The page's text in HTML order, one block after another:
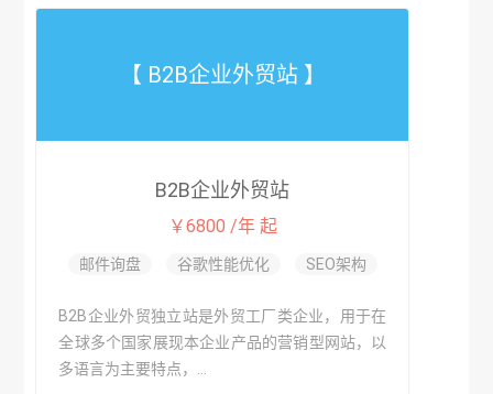
【 B2B企业外贸站 】
B2B企业外贸站
￥6800 /年 起
邮件询盘 谷歌性能优化 SEO架构
B2B企业外贸独立站是外贸工厂类企业，用于在
全球多个国家展现本企业产品的营销型网站，以
多语言为主要特点，...